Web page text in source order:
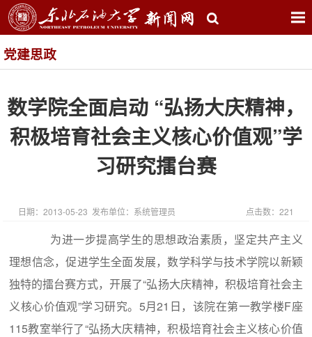
党建思政
数学院全面启动 “弘扬大庆精神，
积极培育社会主义核心价值观”学
习研究擂台赛
日期：2013-05-23 发布单位：系统管理员 点击数： 221
为进一步提高学生的思想政治素质，坚定共产主义
理想信念，促进学生全面发展，数学科学与技术学院以新颖
独特的擂台赛方式，开展了“弘扬大庆精神，积极培育社会主
义核心价值观”学习研究。5月21日，该院在第一教学楼F座
115教室举行了“弘扬大庆精神，积极培育社会主义核心价值